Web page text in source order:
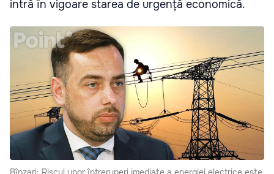
intră în vigoare starea de urgență economică.